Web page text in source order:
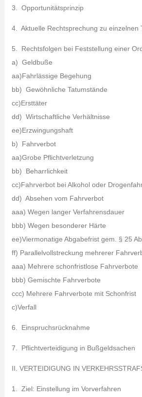
3. Opportunitätsprinzip
4. Aktuelle Rechtsprechung zu einzelnen
5. Rechtsfolgen bei Feststellung einer
a) Geldbuße
aa)Fahrlässige Begehung
bb) Gewöhnliche Tatumstände
cc)Ersttäter
dd) Wirtschaftliche Verhältnisse
ee)Erzwingungshaft
b) Fahrverbot
aa)Grobe Pflichtverletzung
bb) Beharrlichkeit
cc)Fahrverbot bei Alkohol oder
dd) Absehen vom Fahrverbot
aaa) Wegen langer Verfahrensdauer
bbb) Wegen besonderer Härte
ee)Viermonatige Abgabefrist gem. § 25
ff) Parallelvollstreckung mehrerer
aaa) Mehrere schonfristlose Fahrverbote
bbb) Gemischte Fahrverbote
ccc) Mehrere Fahrverbote mit Schonfrist
c)Verfall
6. Einspruchsrücknahme
7. Pflichtverteidigung in Bußgeldsachen
II. VERTEIDIGUNG IN
1. Ziel: Einstellung im Vorverfahren